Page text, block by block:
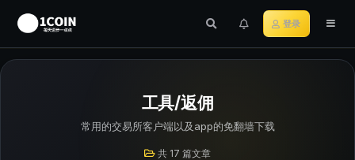
登录
工具/返佣
常用的交易所客户端以及app的免翻墙下载
共 17 篇文章